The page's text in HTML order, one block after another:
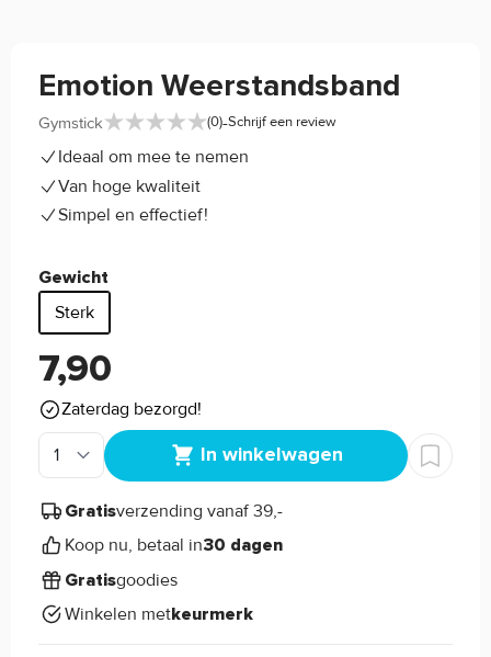
Emotion Weerstandsband
Gymstick (0)-Schrijf een review
Ideaal om mee te nemen
Van hoge kwaliteit
Simpel en effectief!
Gewicht
Sterk
7,90
Zaterdag bezorgd!
In winkelwagen
Gratisverzending vanaf 39,-
Koop nu, betaal in30 dagen
Gratisgoodies
Winkelen metkeurmerk